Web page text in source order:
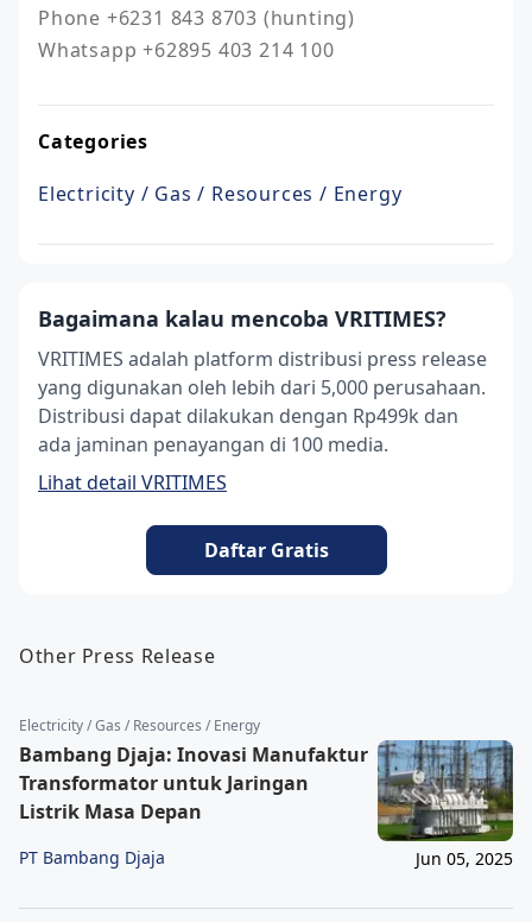
Phone +6231 843 8703 (hunting)
Whatsapp +62895 403 214 100
Categories
Electricity / Gas / Resources / Energy
Bagaimana kalau mencoba VRITIMES?
VRITIMES adalah platform distribusi press release
yang digunakan oleh lebih dari 5,000 perusahaan.
Distribusi dapat dilakukan dengan Rp499k dan
ada jaminan penayangan di 100 media.
Lihat detail VRITIMES
Daftar Gratis
Other Press Release
Electricity / Gas / Resources / Energy
Bambang Djaja: Inovasi Manufaktur
Transformator untuk Jaringan
Listrik Masa Depan
PT Bambang Djaja Jun 05, 2025